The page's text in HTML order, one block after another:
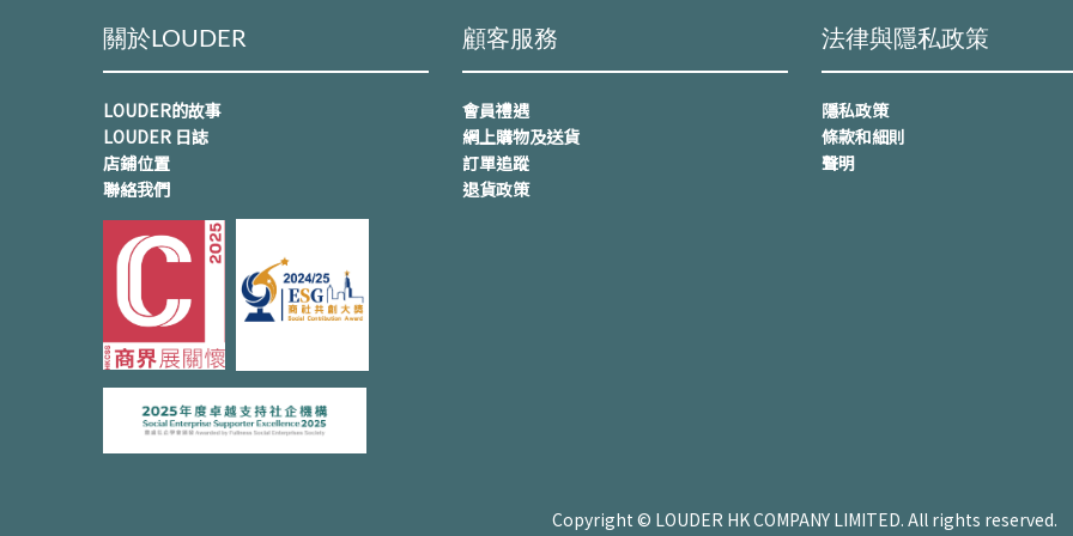
關於LOUDER
LOUDER的故事
LOUDER 日誌
店鋪位置
聯絡我們
顧客服務
會員禮遇
網上購物及送貨
訂單追蹤
退貨政策
法律與隱私政策
隱私政策
條款和細則
聲明
Copyright © LOUDER HK COMPANY LIMITED. All rights reserved.